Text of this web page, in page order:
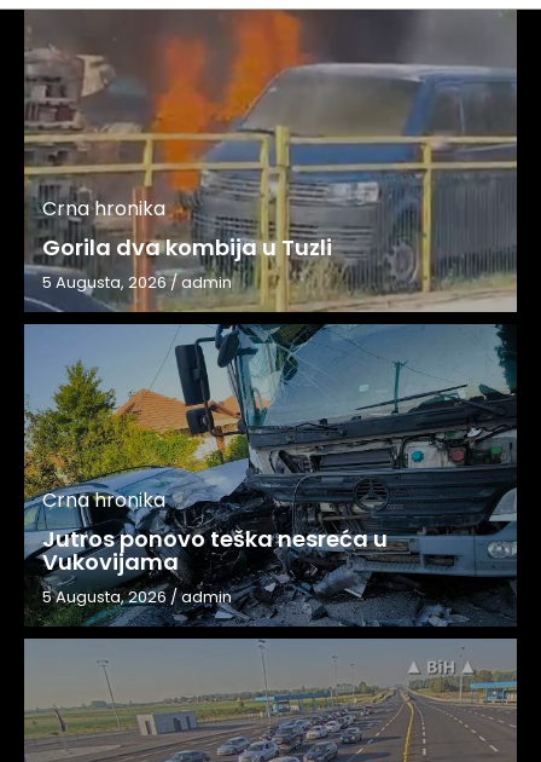
Crna hronika
Gorila dva kombija u Tuzli
5 Augusta, 2026/admin
Crna hronika
Jutros ponovo teška nesreća u
Vukovijama
5 Augusta, 2026/admin